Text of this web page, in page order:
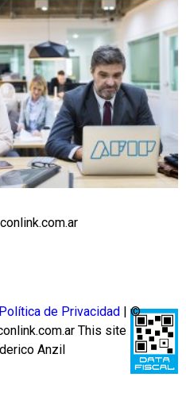
de Privacidad | ©
This site
Anzil